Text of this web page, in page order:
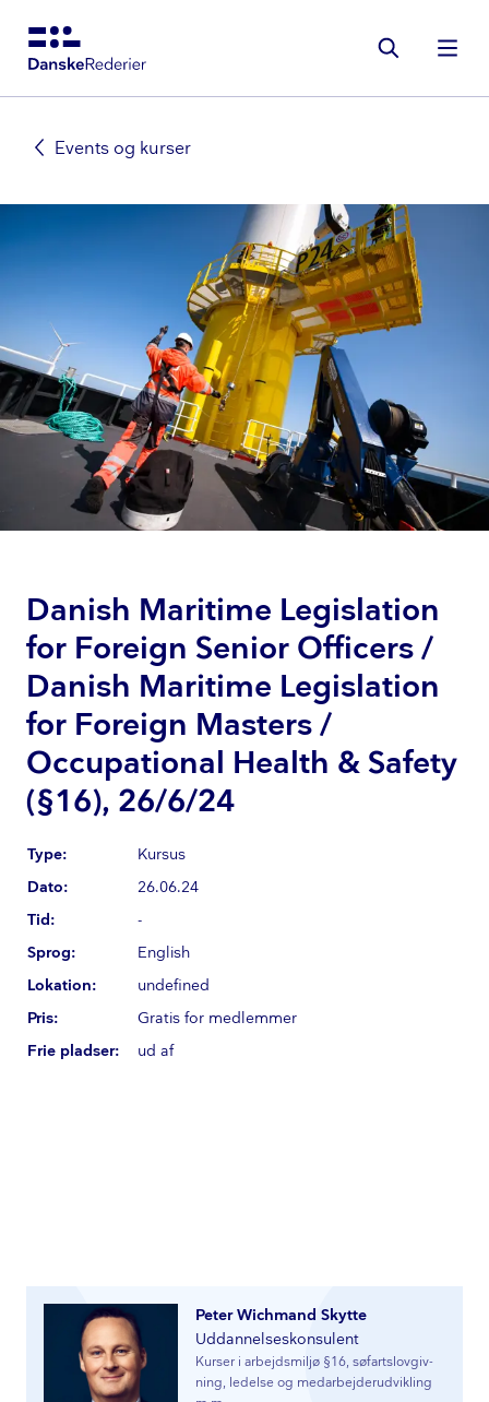
Gå
Events og kurser
Danish Maritime Legislation
for Foreign Senior Officers /
Danish Maritime Legislation
for Foreign Masters /
Occupational Health & Safety
(§16), 26/6/24
Type:
Kursus
Dato:
26.06.24
Tid:
-
Sprog:
English
Lokation:
undefined
Pris:
Gratis for medlemmer
Frie pladser:
ud af
Peter Wichmand Skytte
Ud­dan­nel­ses­kon­su­lent
Kurser i arbejdsmiljø §16, sø­fart­s­lo­v­giv­
ning, ledelse og me­d­ar­bej­der­ud­vik­ling